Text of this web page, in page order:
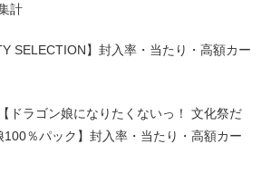
計
SELECTION】封入率・当たり・高額カー
ドラゴン娘になりたくないっ！ 文化祭だ
100％パック】封入率・当たり・高額カー